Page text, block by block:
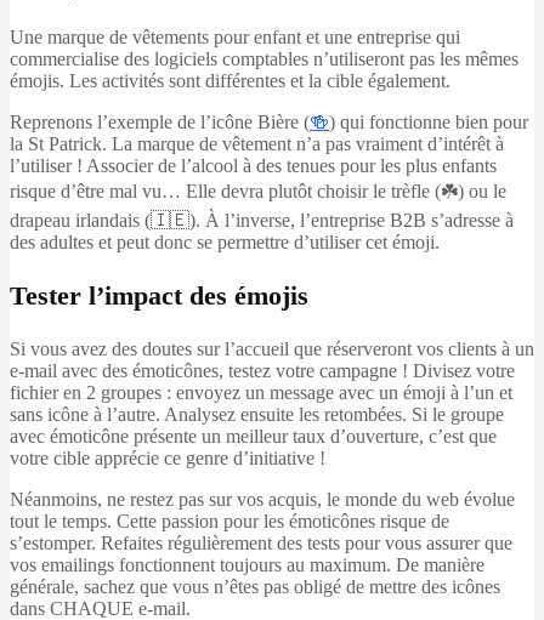
Une marque de vêtements pour enfant et une entreprise qui
commercialise des logiciels comptables n’utiliseront pas les mêmes
émojis. Les activités sont différentes et la cible également.
Reprenons l’exemple de l’icône Bière (🍻) qui fonctionne bien pour
la St Patrick. La marque de vêtement n’a pas vraiment d’intérêt à
l’utiliser ! Associer de l’alcool à des tenues pour les plus enfants
risque d’être mal vu… Elle devra plutôt choisir le trèfle (☘️) ou le
drapeau irlandais (🇮🇪). À l’inverse, l’entreprise B2B s’adresse à
des adultes et peut donc se permettre d’utiliser cet émoji.
Tester l’impact des émojis
Si vous avez des doutes sur l’accueil que réserveront vos clients à un
e-mail avec des émoticônes, testez votre campagne ! Divisez votre
fichier en 2 groupes : envoyez un message avec un émoji à l’un et
sans icône à l’autre. Analysez ensuite les retombées. Si le groupe
avec émoticône présente un meilleur taux d’ouverture, c’est que
votre cible apprécie ce genre d’initiative !
Néanmoins, ne restez pas sur vos acquis, le monde du web évolue
tout le temps. Cette passion pour les émoticônes risque de
s’estomper. Refaites régulièrement des tests pour vous assurer que
vos emailings fonctionnent toujours au maximum. De manière
générale, sachez que vous n’êtes pas obligé de mettre des icônes
dans CHAQUE e-mail.